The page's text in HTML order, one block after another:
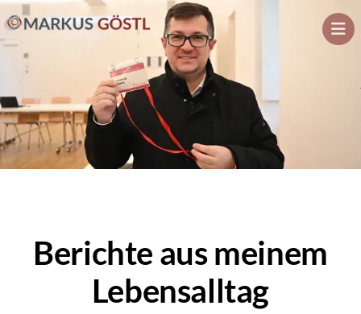
Direkt
zum
Inhalt
News
Berichte aus meinem
Lebensalltag